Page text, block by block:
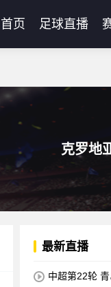
首页 足球直播
克罗地
最新直播
中超第22轮